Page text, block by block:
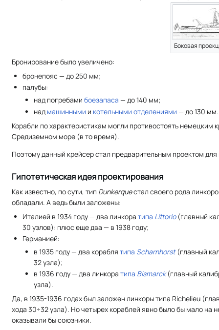
Боковая
Бронирование было увеличено:
бронепояс — до 250 мм;
палубы:
над погребами боезапаса — до 140 мм;
над машинными и котельными отделениями — до 130 мм.
Корабли по характеристикам могли противостоять
Средиземном море (в то время).
Поэтому данный крейсер стал предварительным проектом
Гипотетическая идея проектирования
Как известно, по сути, тип Dunkerqueстал своего рода
обладали. А ведь были заложены:
Италией в 1934 году — два линкоратипа Littorio(главный
30 узлов): плюс еще два — в 1938 году;
Германией:
в 1935 году — два корабля типа Scharnhorst(главный
32 узла);
в 1936 году — два линкора типа Bismarck(главный
узла).
Да, в 1935-1936 годах был заложен линкоры типа Richelieu
хода 30÷32 узла). Но четырех кораблей явно было бы мало на
оказывали бы союзники.